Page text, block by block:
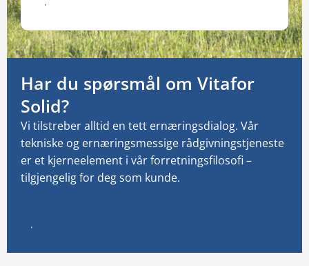
Download katalogen
Har du spørsmål om Vitafor
Solid?
Vi tilstreber alltid en tett ernæringsdialog. Vår
tekniske og ernæringsmessige rådgivningstjeneste
er et kjerneelement i vår forretningsfilosofi –
tilgjengelig for deg som kunde.
Finn kontaktinformasjon